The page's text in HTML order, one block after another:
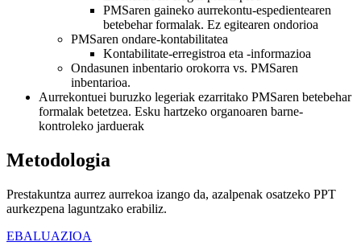
PMSaren gaineko aurrekontu-espedientearen
betebehar formalak. Ez egitearen ondorioa
PMSaren ondare-kontabilitatea
Kontabilitate-erregistroa eta -informazioa
Ondasunen inbentario orokorra vs. PMSaren
inbentarioa.
Aurrekontuei buruzko legeriak ezarritako PMSaren betebehar
formalak betetzea. Esku hartzeko organoaren barne-
kontroleko jarduerak
Metodologia
Prestakuntza aurrez aurrekoa izango da, azalpenak osatzeko PPT
aurkezpena laguntzako erabiliz.
EBALUAZIOA